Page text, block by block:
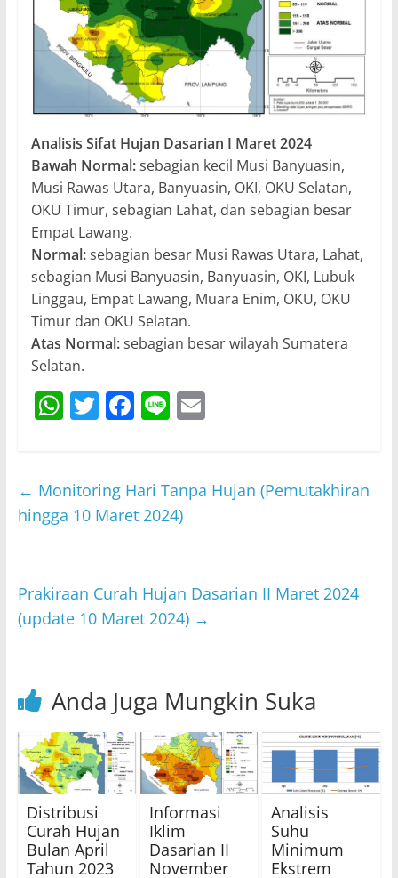
Analisis Sifat Hujan Dasarian I Maret 2024
Bawah Normal:sebagian kecil Musi Banyuasin,
Musi Rawas Utara, Banyuasin, OKI, OKU Selatan,
OKU Timur, sebagian Lahat, dan sebagian besar
Empat Lawang.
Normal:sebagian besar Musi Rawas Utara, Lahat,
sebagian Musi Banyuasin, Banyuasin, OKI, Lubuk
Linggau, Empat Lawang, Muara Enim, OKU, OKU
Timur dan OKU Selatan.
Atas Normal:sebagian besar wilayah Sumatera
Selatan.
W
s
A
T
er
F
e
b
k
Li E
l
← Monitoring Hari Tanpa Hujan (Pemutakhiran
hingga 10 Maret 2024)
Prakiraan Curah Hujan Dasarian II Maret 2024
(update 10 Maret 2024) →
Anda Juga Mungkin Suka
Distribusi
Curah Hujan
Bulan April
Tahun 2023
Informasi
Iklim
Dasarian II
November
Analisis
Suhu
Minimum
Ekstrem